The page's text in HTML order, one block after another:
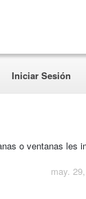
Iniciar Sesión
o ventanas les
may.